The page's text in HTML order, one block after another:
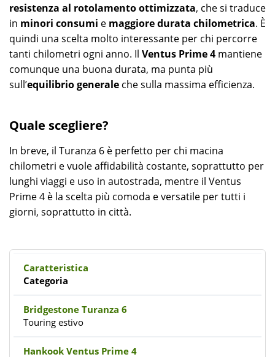
resistenza al rotolamento ottimizzata, che si traduce
in minori consumi e maggiore durata chilometrica. È
quindi una scelta molto interessante per chi percorre
tanti chilometri ogni anno. Il Ventus Prime 4 mantiene
comunque una buona durata, ma punta più
sull’equilibrio generale che sulla massima efficienza.
Quale scegliere?
In breve, il Turanza 6 è perfetto per chi macina
chilometri e vuole affidabilità costante, soprattutto per
lunghi viaggi e uso in autostrada, mentre il Ventus
Prime 4 è la scelta più comoda e versatile per tutti i
giorni, soprattutto in città.
Categoria
Touring estivo